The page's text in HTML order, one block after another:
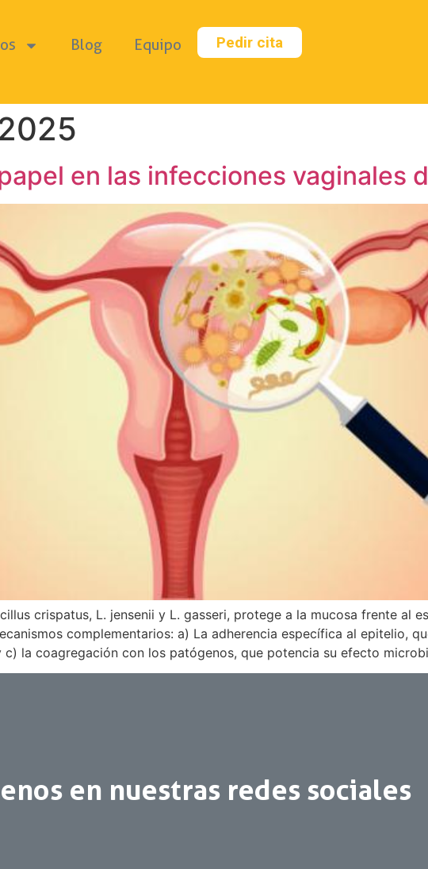
Blog Equipo Pedir cita
en las infecciones vaginales
crispatus, L. jensenii y L. gasseri, protege a la mucosa frente al
complementarios: a) La adherencia específica al epitelio,
la coagregación con los patógenos, que potencia su efecto
en nuestras redes sociales